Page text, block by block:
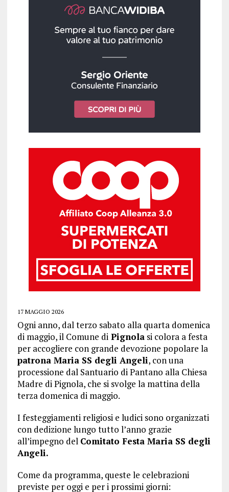
17 MAGGIO 2026
Ogni anno, dal terzo sabato alla quarta domenica
di maggio, il Comune diPignolasi colora a festa
per accogliere con grande devozione popolare la
patrona Maria SS degli Angeli, con una
processione dal Santuario di Pantano alla Chiesa
Madre di Pignola, che si svolge la mattina della
terza domenica di maggio.
I festeggiamenti religiosi e ludici sono organizzati
con dedizione lungo tutto l’anno grazie
all’impegno del Comitato Festa Maria SS degli
Angeli.
Come da programma, queste le celebrazioni
previste per oggi e per i prossimi giorni: